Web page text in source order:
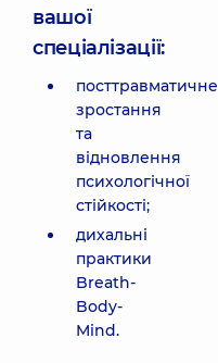
вашої
спеціалізації:
посттравматичне
зростання
та
відновлення
психологічної
стійкості;
дихальні
практики
Breath-
Body-
Mind.